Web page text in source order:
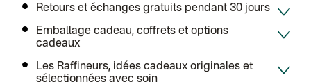
Retours et échanges gratuits pendant 30 jours
Emballage cadeau, coffrets et options
cadeaux
Les Raffineurs, idées cadeaux originales et
sélectionnées avec soin